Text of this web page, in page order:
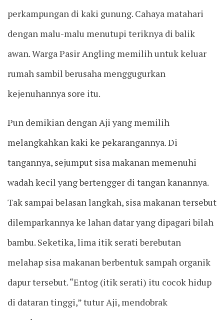
perkampungan di kaki gunung. Cahaya matahari
dengan malu-malu menutupi teriknya di balik
awan. Warga Pasir Angling memilih untuk keluar
rumah sambil berusaha menggugurkan
kejenuhannya sore itu.
Pun demikian dengan Aji yang memilih
melangkahkan kaki ke pekarangannya. Di
tangannya, sejumput sisa makanan memenuhi
wadah kecil yang bertengger di tangan kanannya.
Tak sampai belasan langkah, sisa makanan tersebut
dilemparkannya ke lahan datar yang dipagari bilah
bambu. Seketika, lima itik serati berebutan
melahap sisa makanan berbentuk sampah organik
dapur tersebut. “Entog (itik serati) itu cocok hidup
di dataran tinggi,” tutur Aji, mendobrak